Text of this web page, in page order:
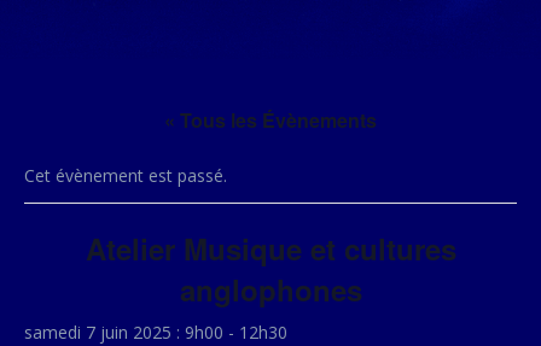
« Tous les Évènements
Cet évènement est passé.
Atelier Musique et cultures
anglophones
samedi 7 juin 2025 : 9h00 - 12h30